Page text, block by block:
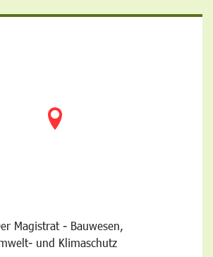
Magistrat - Bauwesen,
und Klimaschutz